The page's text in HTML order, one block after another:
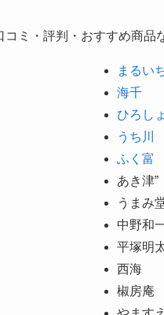
ミ・評判・おすすめ商品
まるい
海千
ひろし
うち川
ふく富
あき津”
うまみ
中野和
平塚明
西海
椒房庵